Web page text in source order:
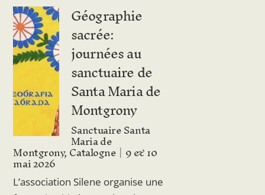
Géographie
sacrée:
journées au
sanctuaire de
Santa Maria de
Montgrony
Sanctuaire Santa
Maria de
Montgrony, Catalogne 9 & 10
mai 2026
L’association Silene organise une